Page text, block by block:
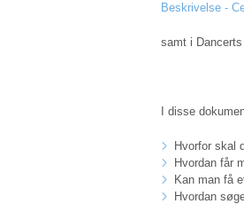
Beskrivelse -
samt i
I disse
Hvorfor skal
Hvordan får
Kan man få
Hvordan